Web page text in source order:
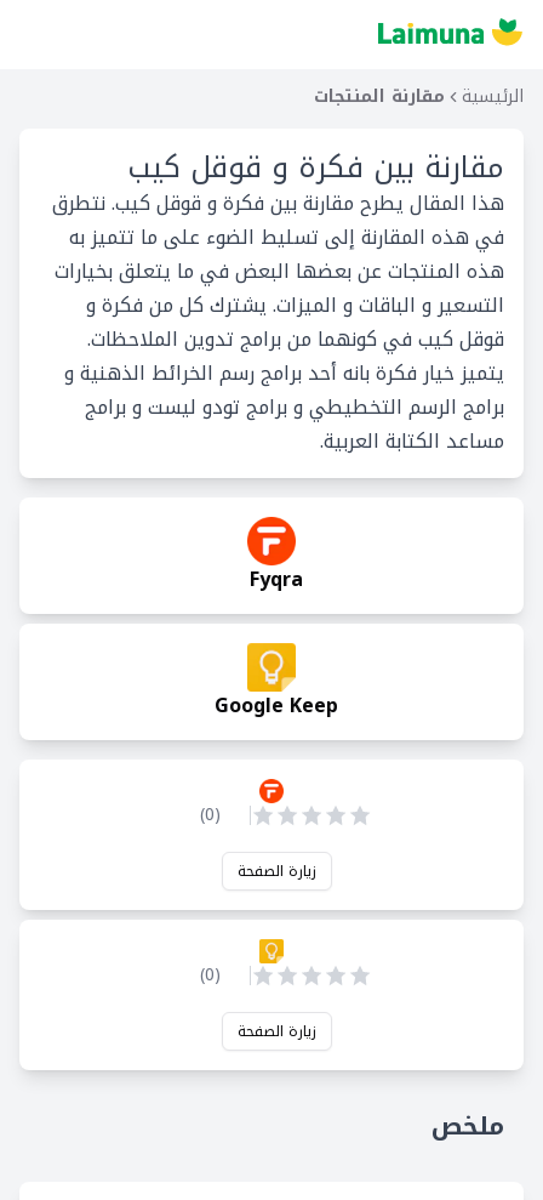
الرئيسية مقارنة المنتجات
مقارنة بين فكرة و قوقل كيب
هذا المقال يطرح مقارنة بين فكرة و قوقل كيب. نتطرق
في هذه المقارنة إلى تسليط الضوء على ما تتميز به
هذه المنتجات عن بعضها البعض في ما يتعلق بخيارات
التسعير و الباقات و الميزات. يشترك كل من فكرة و
قوقل كيب في كونهما من برامج تدوين الملاحظات.
يتميز خيار فكرة بانه أحد برامج رسم الخرائط الذهنية و
برامج الرسم التخطيطي و برامج تودو ليست و برامج
مساعد الكتابة العربية.
Fyqra
Google Keep
(
0
)
زيارة الصفحة
(
0
)
زيارة الصفحة
ملخص